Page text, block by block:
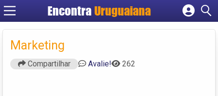
Encontra Uruguaiana
Cadastrar empresa
Marketing
Compartilhar Avalie! 262